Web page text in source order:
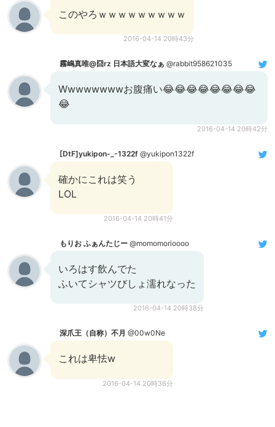
このやろｗｗｗｗｗｗｗｗｗ
2016-04-14 20時43分
霧嶋真唯@囧rz 日本語大変なぁ @rabbit958621035
Wwwwwwwwお腹痛い😂😂😂😂😂😂😂😂
😂
2016-04-14 20時42分
[DtF]yukipon-_-1322f @yukipon1322f
確かにこれは笑う
LOL
2016-04-14 20時41分
もりお ふぁんたじー @momomorioooo
いろはす飲んでた
ふいてシャツびしょ濡れなった
2016-04-14 20時38分
深爪王（自称）不月 @00w0Ne
これは卑怯w
2016-04-14 20時36分